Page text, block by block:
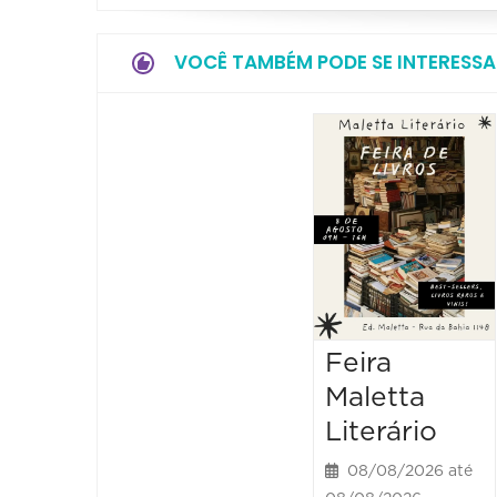
VOCÊ TAMBÉM PODE SE
Feira
Maletta
Literário
08/08/2026 até